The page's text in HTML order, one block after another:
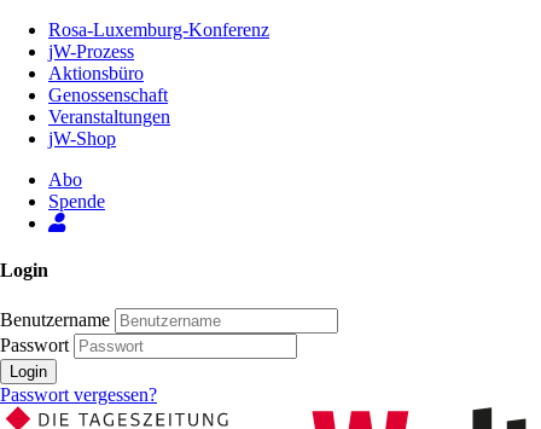
Inhalt
Seite
Rosa-Luxemburg-Konferenz
jW-Prozess
Aktionsbüro
Genossenschaft
Veranstaltungen
jW-Shop
Abo
Spende
Login
Benutzername
Passwort
Login
Passwort vergessen?